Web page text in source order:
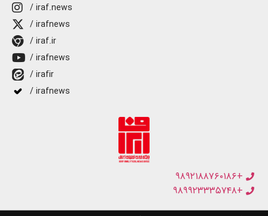
/ iraf.news
/ irafnews
/ iraf.ir
/ irafnews
/ irafir
/ irafnews
+۹۸۹۲۱۸۸۷۶۰۱۸۶
+۹۸۹۹۲۳۳۳۵۷۴۸